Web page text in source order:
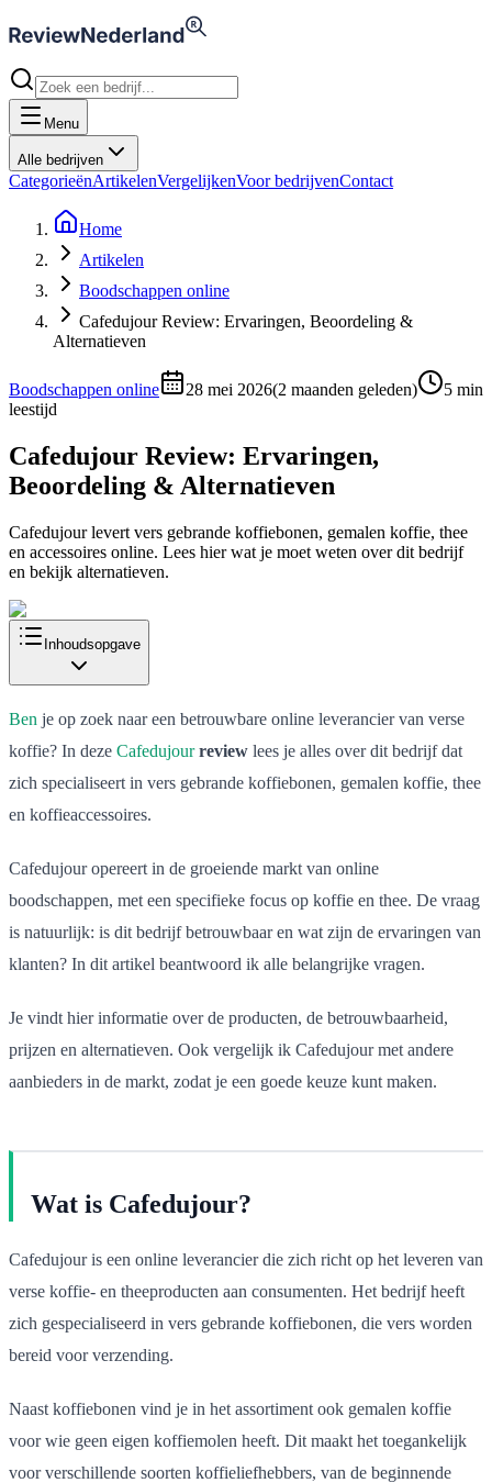
Menu
Alle bedrijven
CategorieënArtikelenVergelijkenVoor bedrijvenContact
Home
Artikelen
Boodschappen online
Cafedujour Review: Ervaringen, Beoordeling &
Alternatieven
Boodschappen online 28 mei 2026(2 maanden geleden) 5 min
leestijd
Cafedujour Review: Ervaringen,
Beoordeling & Alternatieven
Cafedujour levert vers gebrande koffiebonen, gemalen koffie, thee
en accessoires online. Lees hier wat je moet weten over dit bedrijf
en bekijk alternatieven.
Inhoudsopgave
Ben je op zoek naar een betrouwbare online leverancier van verse
koffie? In deze Cafedujourreview lees je alles over dit bedrijf dat
zich specialiseert in vers gebrande koffiebonen, gemalen koffie, thee
en koffieaccessoires.
Cafedujour opereert in de groeiende markt van online
boodschappen, met een specifieke focus op koffie en thee. De vraag
is natuurlijk: is dit bedrijf betrouwbaar en wat zijn de ervaringen van
klanten? In dit artikel beantwoord ik alle belangrijke vragen.
Je vindt hier informatie over de producten, de betrouwbaarheid,
prijzen en alternatieven. Ook vergelijk ik Cafedujour met andere
aanbieders in de markt, zodat je een goede keuze kunt maken.
Wat is Cafedujour?
Cafedujour is een online leverancier die zich richt op het leveren van
verse koffie- en theeproducten aan consumenten. Het bedrijf heeft
zich gespecialiseerd in vers gebrande koffiebonen, die vers worden
bereid voor verzending.
Naast koffiebonen vind je in het assortiment ook gemalen koffie
voor wie geen eigen koffiemolen heeft. Dit maakt het toegankelijk
voor verschillende soorten koffieliefhebbers, van de beginnende